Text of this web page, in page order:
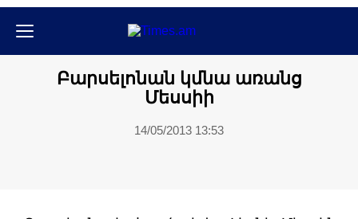
Բարսելոնան կմնա առանց
Մեսսիի
14/05/2013 13:53